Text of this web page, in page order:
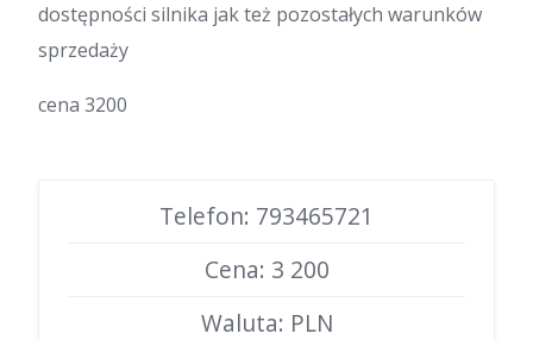
dostępności silnika jak też pozostałych warunków
sprzedaży
cena 3200
Telefon: 793465721
Cena: 3 200
Waluta: PLN